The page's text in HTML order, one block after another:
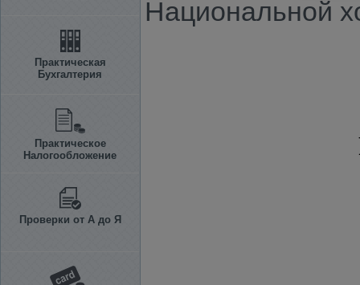
Практическая
Бухгалтерия
Практическое
Налогообложение
Проверки от А до Я
Национальной